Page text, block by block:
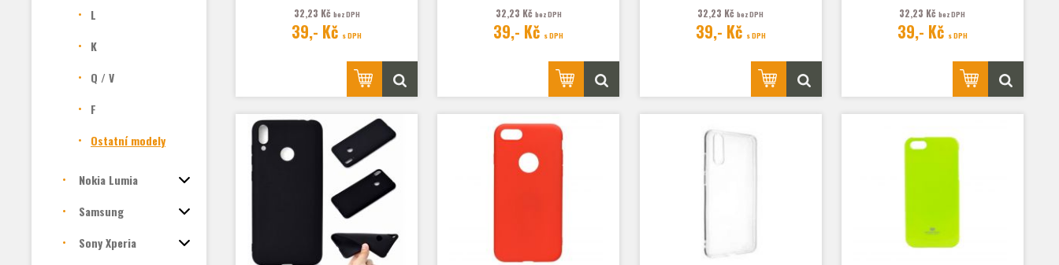
L
K
Q / V
F
Ostatní modely
Nokia Lumia
Samsung
Sony Xperia
Fotografie je pouze
ilustrační.
32,23 Kč bez DPH
39,- Kč s DPH
Fotografie je pouze
ilustrační.
32,23 Kč bez DPH
39,- Kč s DPH
Fotografie je pouze
ilustrační.
32,23 Kčbez DPH
39,- Kč s DPH
Fotografie je pouze
ilustrační.
32,23 Kčbez DPH
39,- Kč s DPH